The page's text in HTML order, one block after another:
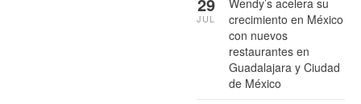
crecimiento en México
con nuevos
restaurantes en
Guadalajara y Ciudad
de México
JUL